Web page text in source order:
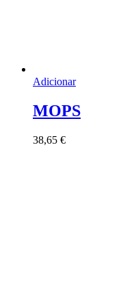
Adicionar
MOPS
38,65 €